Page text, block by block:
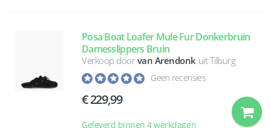
Posa Boat Loafer Mule Fur Donkerbruin
Damesslippers Bruin
Verkoop doorvan Arendonk uit Tilburg
Geen recensies
229,99
Geleverd binnen 4 werkdagen